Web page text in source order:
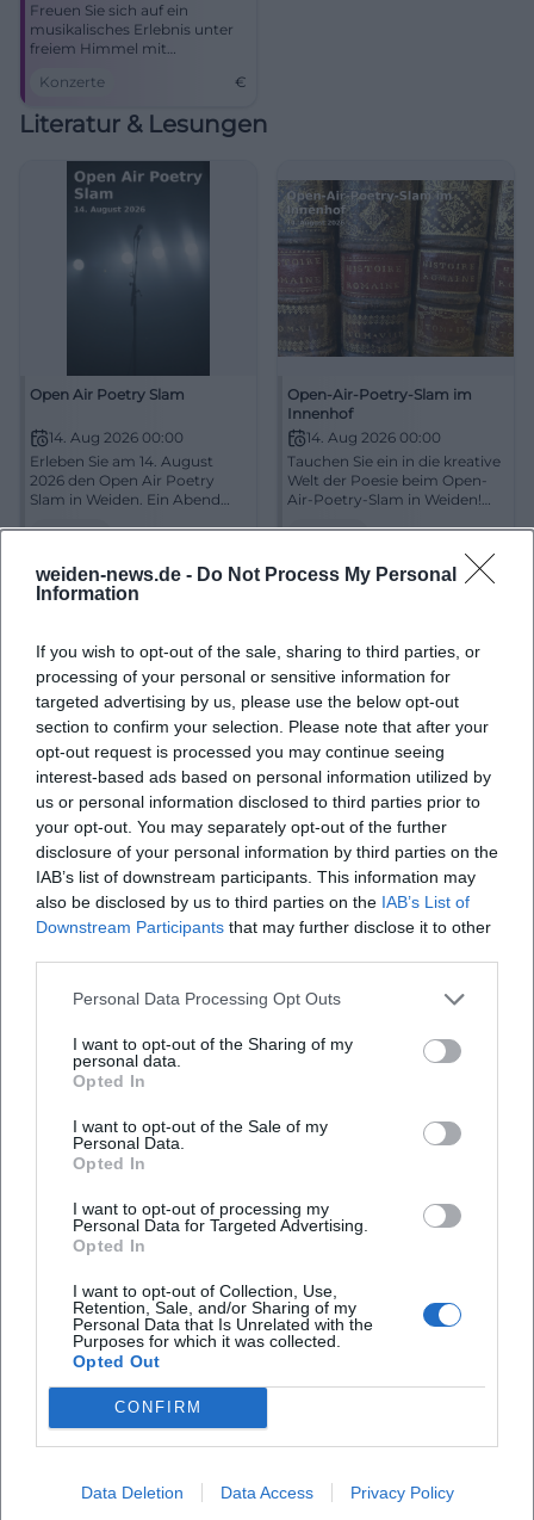
weiden-news.de - Do Not Process My Personal
Information
If you wish to opt-out of the sale, sharing to third parties, or
processing of your personal or sensitive information for
targeted advertising by us, please use the below opt-out
section to confirm your selection. Please note that after your
opt-out request is processed you may continue seeing
interest-based ads based on personal information utilized by
us or personal information disclosed to third parties prior to
your opt-out. You may separately opt-out of the further
disclosure of your personal information by third parties on the
IAB’s list of downstream participants. This information may
also be disclosed by us to third parties on the IAB’s List of
Downstream Participants that may further disclose it to other
Personal Data Processing Opt Outs
I want to opt-out of the Sharing of my
personal data.
Opted In
I want to opt-out of the Sale of my
Personal Data.
Opted In
I want to opt-out of processing my
Personal Data for Targeted Advertising.
Opted In
I want to opt-out of Collection, Use,
Retention, Sale, and/or Sharing of my
Personal Data that Is Unrelated with the
Purposes for which it was collected.
Opted Out
CONFIRM
Data Deletion Data Access Privacy Policy
Freuen Sie sich auf ein
musikalisches Erlebnis unter
freiem Himmel mit
Konzerte
€
Literatur & Lesungen
Open Air Poetry Slam
14. Aug 2026 00:00
Erleben Sie am 14. August
2026 den Open Air Poetry
Slam in Weiden. Ein Abend
Literatur €
Open-Air-Poetry-Slam im
Innenhof
14. Aug 2026 00:00
Tauchen Sie ein in die kreative
Welt der Poesie beim Open-
Air-Poetry-Slam in Weiden!
Literatur
€
Familie
Autokino mit Bobby Cars
18. Aug 2026 00:00
Der perfekte Nachmittag mit
Bobby Cars und Geschichten
Familienevent.
Peter und der Wolf -
Familienkonzert
20. Aug 2026 00:00
Besuchen Sie das interaktive
Familienkonzert 'Peter und
Tetzlaff.
Staatsgut
6. Sep 2026 00:00
Besuchen Sie das Fest am 6.
September 2026 mit
spannenden Führungen und
einem Familienprogramm.
Kinder & Familien
Staatsgutes Almesbach
6. Sep 2026 00:00
Besuchen Sie die Feier zum
125-jährigen Bestehen des
Stallführungen, Technikschau